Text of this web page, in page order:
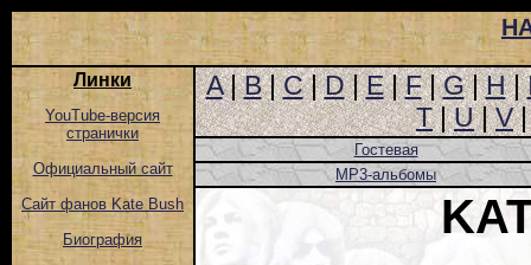
Линки
YouTube-версия
странички
Официальный сайт
Сайт фанов Kate Bush
Биография
A|B|C|D|E|F|G|H|
T|U|V
Гостевая
MP3-альбомы